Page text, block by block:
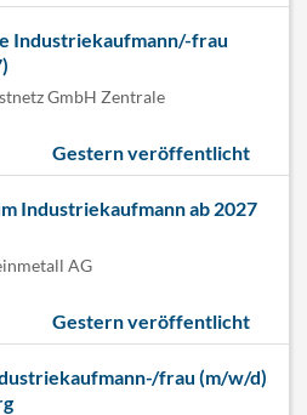
Industriekaufmann/-frau
GmbH Zentrale
Gestern veröffentlicht
Industriekaufmann ab 2027
AG
Gestern veröffentlicht
frau (m/w/d)